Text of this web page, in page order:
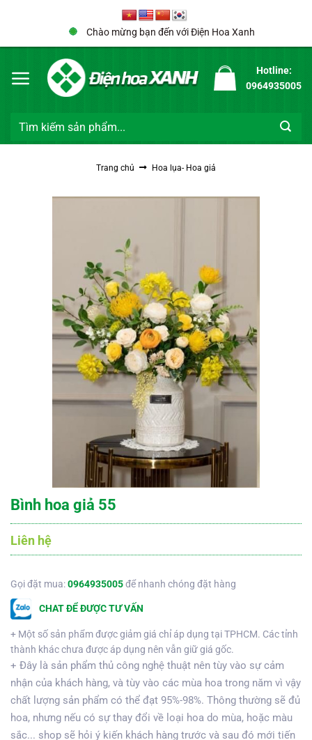
Chào mừng bạn đến với Điện Hoa Xanh
Hotline:
0964935005
Tìm
Trang chủ Hoa lụa- Hoa giả
Bình hoa giả 55
Liên hệ
Gọi đặt mua:0964935005để nhanh chóng đặt hàng
CHAT ĐỂ ĐƯỢC TƯ VẤN
+ Một số sản phẩm được giảm giá chỉ áp dụng tại TPHCM. Các tỉnh
thành khác chưa được áp dụng nên vẫn giữ giá gốc.
+ Đây là sản phẩm thủ công nghệ thuật nên tùy vào sự cảm
nhận của khách hàng, và tùy vào các mùa hoa trong năm vì vậy
chất lượng sản phẩm có thể đạt 95%-98%. Thông thường sẽ đủ
hoa, nhưng nếu có sự thay đổi về loại hoa do mùa, hoặc màu
sắc... shop sẽ hỏi ý kiến khách hàng trước và sau đó mới tiến